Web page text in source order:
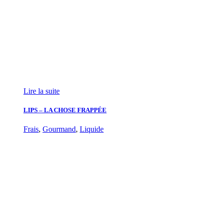
Lire la suite
LIPS – LA CHOSE FRAPPÉE
Frais, Gourmand, Liquide